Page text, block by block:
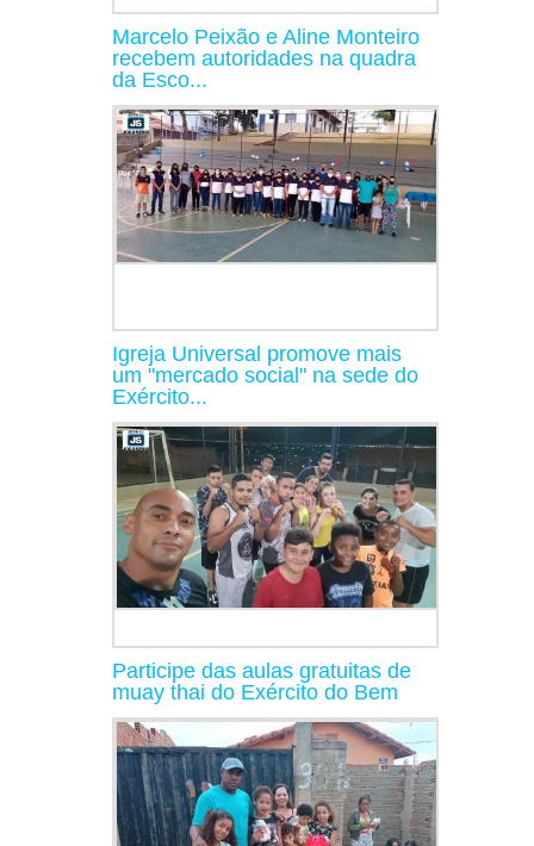
Marcelo Peixão e Aline Monteiro
recebem autoridades na quadra
da Esco...
Igreja Universal promove mais
um "mercado social" na sede do
Exército...
Participe das aulas gratuitas de
muay thai do Exército do Bem